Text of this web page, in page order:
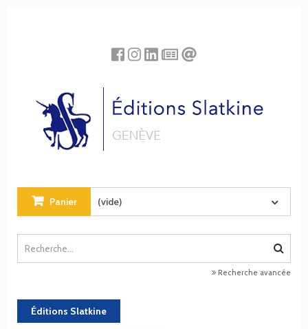
Panier (vide)
Recherche avancée
Éditions Slatkine